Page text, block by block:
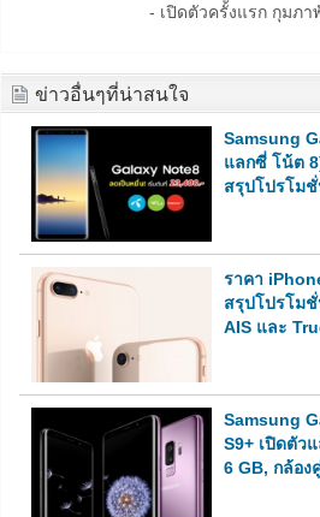
- เปิดตัวครั้งแรก กุมภา
ข่าวอื่นๆที่น่าสนใจ
Samsung
แลกซี่ โน้ต
สรุปโปรโม
ราคา
สรุปโปรโม
AIS และ
Samsung
S9+ เปิดตัว
6 GB, กล้อง